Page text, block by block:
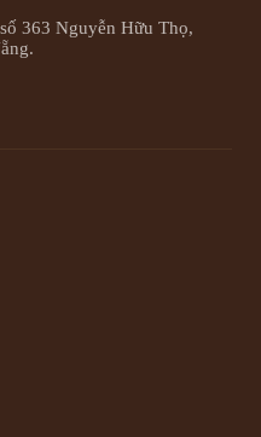
363 Nguyễn Hữu Thọ,